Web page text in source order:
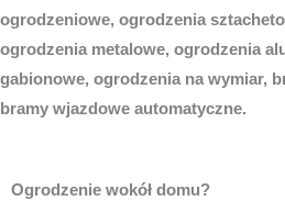
ogrodzeniowe, ogrodzenia
ogrodzenia metalowe, ogrodzenia
gabionowe, ogrodzenia na wymiar,
bramy wjazdowe automatyczne.
Ogrodzenie wokół domu?